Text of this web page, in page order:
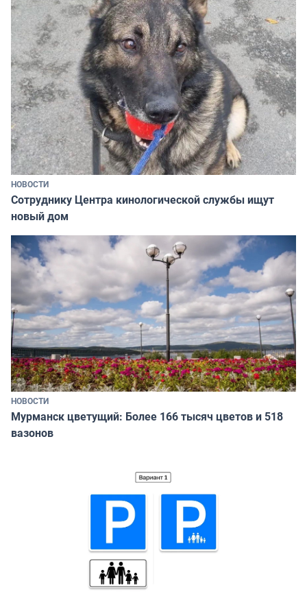
НОВОСТИ
Сотруднику Центра кинологической службы ищут
новый дом
НОВОСТИ
Мурманск цветущий: Более 166 тысяч цветов и 518
вазонов